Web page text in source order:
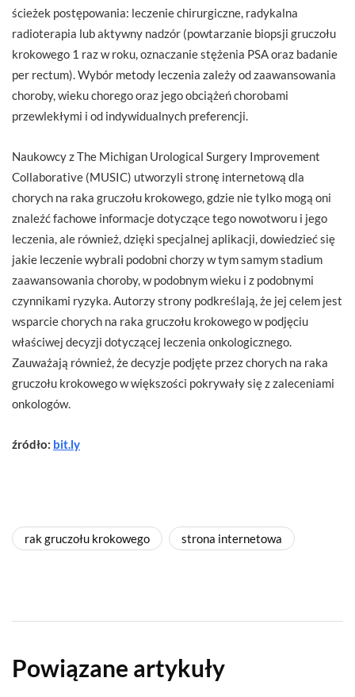
ścieżek postępowania: leczenie chirurgiczne, radykalna
radioterapia lub aktywny nadzór (powtarzanie biopsji gruczołu
krokowego 1 raz w roku, oznaczanie stężenia PSA oraz badanie
per rectum). Wybór metody leczenia zależy od zaawansowania
choroby, wieku chorego oraz jego obciążeń chorobami
przewlekłymi i od indywidualnych preferencji.
Naukowcy z The Michigan Urological Surgery Improvement
Collaborative (MUSIC) utworzyli stronę internetową dla
chorych na raka gruczołu krokowego, gdzie nie tylko mogą oni
znaleźć fachowe informacje dotyczące tego nowotworu i jego
leczenia, ale również, dzięki specjalnej aplikacji, dowiedzieć się
jakie leczenie wybrali podobni chorzy w tym samym stadium
zaawansowania choroby, w podobnym wieku i z podobnymi
czynnikami ryzyka. Autorzy strony podkreślają, że jej celem jest
wsparcie chorych na raka gruczołu krokowego w podjęciu
właściwej decyzji dotyczącej leczenia onkologicznego.
Zauważają również, że decyzje podjęte przez chorych na raka
gruczołu krokowego w większości pokrywały się z zaleceniami
onkologów.
źródło: bit.ly
rak gruczołu krokowego strona internetowa
Powiązane artykuły